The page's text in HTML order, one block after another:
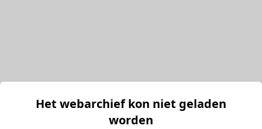
Het webarchief kon niet geladen
worden